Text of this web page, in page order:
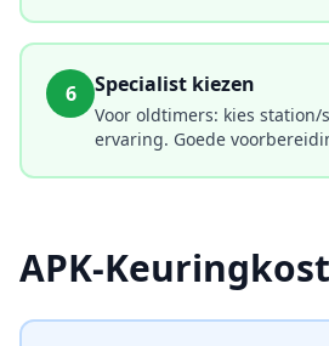
6 Specialist kiezen
Voor oldtimers: kies station/
ervaring. Goede
APK-